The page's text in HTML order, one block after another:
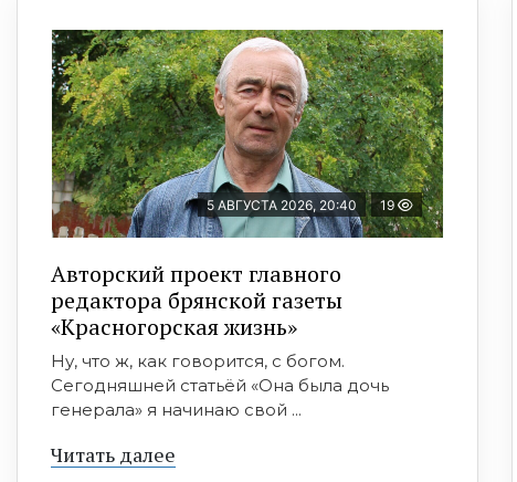
5 АВГУСТА 2026, 20:40 19
Авторский проект главного
редактора брянской газеты
«Красногорская жизнь»
Ну, что ж, как говорится, с богом.
Сегодняшней статьёй «Она была дочь
генерала» я начинаю свой ...
Читать далее